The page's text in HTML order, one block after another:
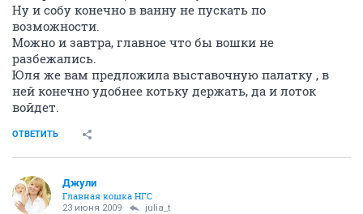
Ну и собу конечно в ванну не пускать по
возможности.
Можно и завтра, главное что бы вошки не
разбежались.
Юля же вам предложила выставочную палатку , в
ней конечно удобнее котьку держать, да и лоток
войдет.
ОТВЕТИТЬ
Джули
Главная кошка НГС
23 июня 2009 julia_t